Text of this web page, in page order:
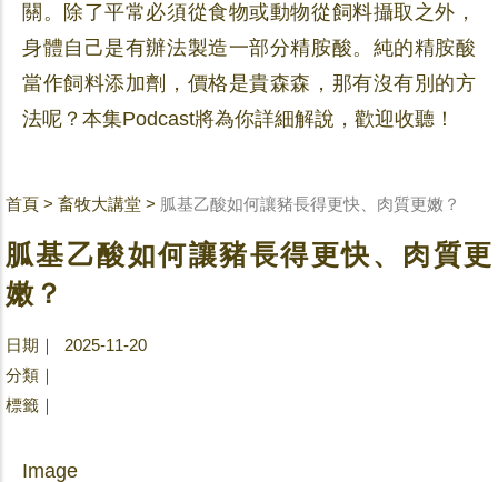
關。除了平常必須從食物或動物從飼料攝取之外，
身體自己是有辦法製造一部分精胺酸。純的精胺酸
當作飼料添加劑，價格是貴森森，那有沒有別的方
法呢？本集Podcast將為你詳細解說，歡迎收聽！
首頁 > 畜牧大講堂 > 胍基乙酸如何讓豬長得更快、肉質更嫩？
胍基乙酸如何讓豬長得更快、肉質更
嫩？
日期｜ 2025-11-20
分類｜
標籤｜
Image